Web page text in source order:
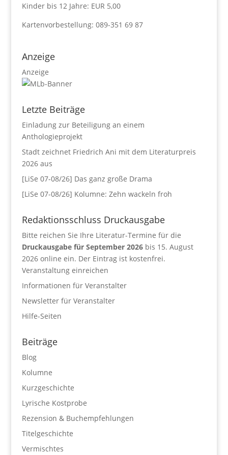
Kinder bis 12 Jahre: EUR 5,00
Kartenvorbestellung: 089-351 69 87
Anzeige
Anzeige
Letzte Beiträge
Einladung zur Beteiligung an einem
Anthologieprojekt
Stadt zeichnet Friedrich Ani mit dem Literaturpreis
2026 aus
[LiSe 07-08/26] Das ganz große Drama
[LiSe 07-08/26] Kolumne: Zehn wackeln froh
Redaktionsschluss Druckausgabe
Bitte reichen Sie Ihre Literatur-Termine für die
Druckausgabe für September 2026bis 15. August
2026 online ein. Der Eintrag ist kostenfrei.
Veranstaltung einreichen
Informationen für Veranstalter
Newsletter für Veranstalter
Hilfe-Seiten
Beiträge
Blog
Kolumne
Kurzgeschichte
Lyrische Kostprobe
Rezension & Buchempfehlungen
Titelgeschichte
Vermischtes